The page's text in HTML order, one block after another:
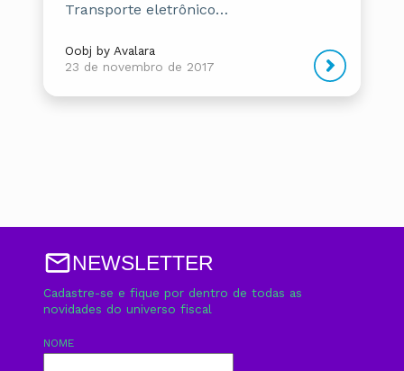
Transporte eletrônico…
Oobj by Avalara
23 de novembro de 2017
NEWSLETTER
Cadastre-se e fique por dentro de todas as
novidades do universo fiscal
NOME